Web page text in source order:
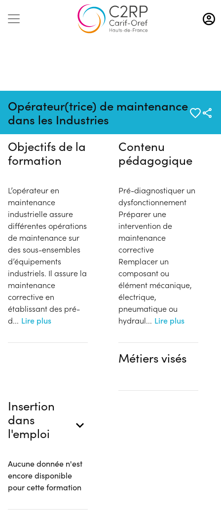
Aller
au
contenu
Opérateur(trice) de maintenance
dans les Industries
Pas de session programmée en
ce moment
Objectifs de la
formation
L’opérateur en
maintenance
industrielle assure
différentes opérations
de maintenance sur
des sous-ensembles
d’équipements
industriels. Il assure la
maintenance
corrective en
établissant des pré-
d... Lire plus
Contenu
pédagogique
Pré-diagnostiquer un
dysfonctionnement
Préparer une
intervention de
maintenance
corrective
Remplacer un
composant ou
élément mécanique,
électrique,
pneumatique ou
hydraul... Lire plus
Métiers visés
Insertion
dans
l'emploi
Aucune donnée n'est
encore disponible
pour cette formation